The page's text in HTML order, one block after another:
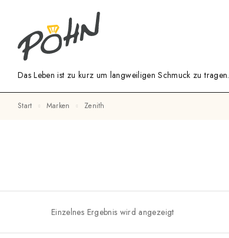
Das Leben ist zu kurz um langweiligen Schmuck zu tragen.
Start Marken Zenith
Einzelnes Ergebnis wird angezeigt